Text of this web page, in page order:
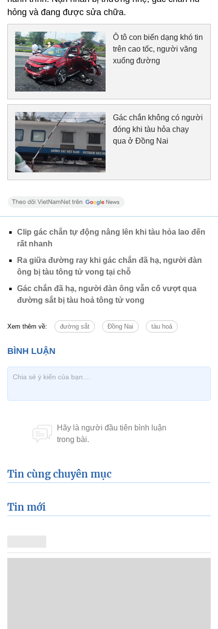
hỏng và đang được sửa chữa.
Ô tô con biến dạng khó tin
trên cao tốc, người văng
xuống đường
Gác chắn không có người
đóng khi tàu hỏa chạy
qua ở Đồng Nai
Clip gác chắn tự động nâng lên khi tàu hỏa lao đến
rất nhanh
Ra giữa đường ray khi gác chắn đã hạ, người đàn
ông bị tàu tông tử vong tại chỗ
Gác chắn đã hạ, người đàn ông vẫn cố vượt qua
đường sắt bị tàu hoả tông tử vong
Xem thêm về: đường sắt Đồng Nai tàu hoả
Tin cùng chuyên mục
Tin mới